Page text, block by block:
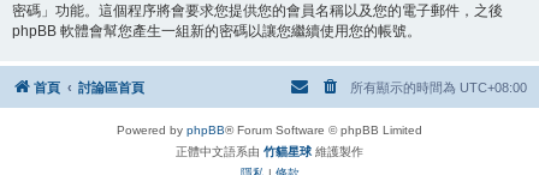
密碼」功能。這個程序將會要求您提供您的會員名稱以及您的電子郵件，之後
phpBB 軟體會幫您產生一組新的密碼以讓您繼續使用您的帳號。
首頁 討論區首頁 所有顯示的時間為 UTC+08:00
Powered by phpBB® Forum Software © phpBB Limited
正體中文語系由 竹貓星球 維護製作